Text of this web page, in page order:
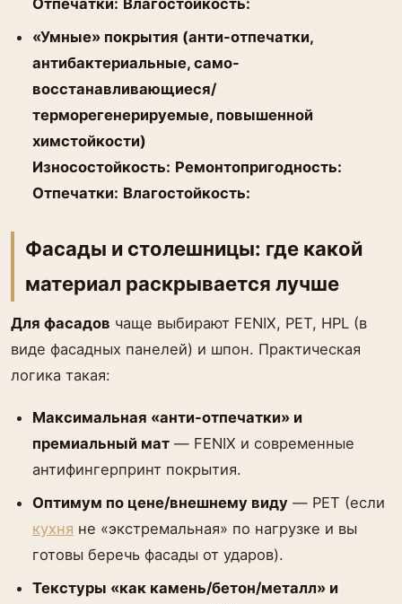
Отпечатки: Влагостойкость:
«Умные» покрытия (анти-отпечатки,
антибактериальные, само-
восстанавливающиеся/
терморегенерируемые, повышенной
химстойкости)
Износостойкость: Ремонтопригодность:
Отпечатки: Влагостойкость:
Фасады и столешницы: где какой
материал раскрывается лучше
Для фасадов чаще выбирают FENIX, PET, HPL (в
виде фасадных панелей) и шпон. Практическая
логика такая:
Максимальная «анти-отпечатки» и
премиальный мат — FENIX и современные
антифингерпринт покрытия.
Оптимум по цене/внешнему виду — PET (если
кухня не «экстремальная» по нагрузке и вы
готовы беречь фасады от ударов).
Текстуры «как камень/бетон/металл» и